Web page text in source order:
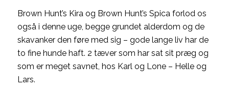
Brown Hunt’s Kira og Brown Hunt’s Spica forlod os
også i denne uge, begge grundet alderdom og de
skavanker den føre med sig – gode lange liv har de
to fine hunde haft. 2 tæver som har sat sit præg og
som er meget savnet, hos Karl og Lone – Helle og
Lars.